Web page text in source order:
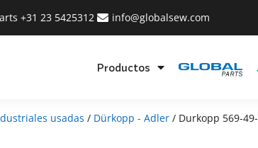
+31 23 5425312 info@globalsew.com
Productos
usadas / Dürkopp - Adler / Durkopp 569-49-